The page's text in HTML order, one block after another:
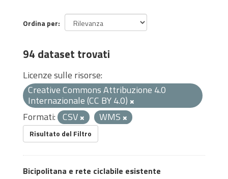
Ordina per
94 dataset trovati
Licenze sulle risorse:
Creative Commons Attribuzione 4.0
Internazionale (CC BY 4.0)
Formati: CSV WMS
Risultato del Filtro
Bicipolitana e rete ciclabile esistente